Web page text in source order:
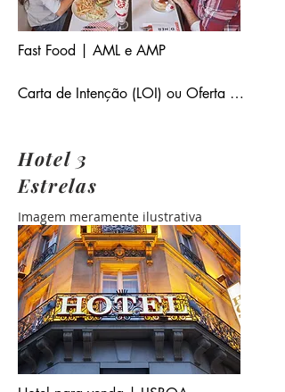
Fast Food | AML e AMP
Carta de Intenção (LOI) ou Oferta
se justifique ou a pedido por parte da
entidade vendedora será necessária
Hotel 3
Estrelas
Imagem meramente ilustrativa